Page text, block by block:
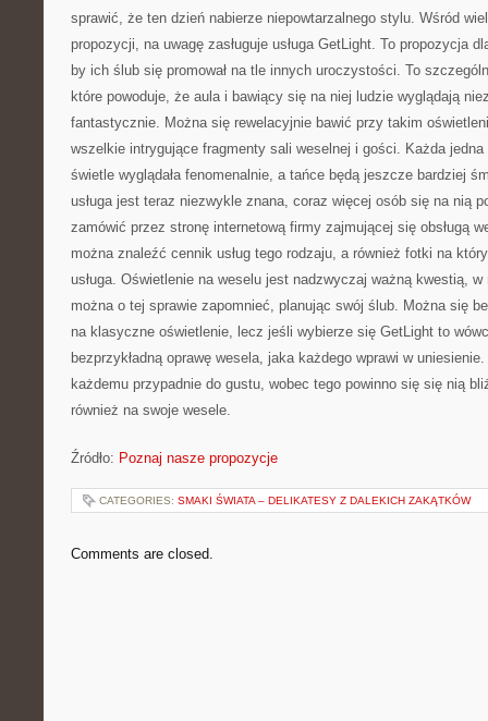
sprawić, że ten dzień nabierze niepowtarzalnego stylu. Wśród
propozycji, na uwagę zasługuje usługa GetLight. To propozycja
by ich ślub się promował na tle innych uroczystości. To
które powoduje, że aula i bawiący się na niej ludzie wyglądają
fantastycznie. Można się rewelacyjnie bawić przy takim
wszelkie intrygujące fragmenty sali weselnej i gości. Każda
świetle wyglądała fenomenalnie, a tańce będą jeszcze bardziej
usługa jest teraz niezwykle znana, coraz więcej osób się na nią
zamówić przez stronę internetową firmy zajmującej się obsługą
można znaleźć cennik usług tego rodzaju, a również fotki na
usługa. Oświetlenie na weselu jest nadzwyczaj ważną kwestią,
można o tej sprawie zapomnieć, planując swój ślub. Można się
na klasyczne oświetlenie, lecz jeśli wybierze się GetLight to
bezprzykładną oprawę wesela, jaka każdego wprawi w
każdemu przypadnie do gustu, wobec tego powinno się się nią
również na swoje wesele.
Źródło: Poznaj nasze propozycje
CATEGORIES: SMAKI ŚWIATA – DELIKATESY Z DALEKICH ZAKĄTKÓW
Comments are closed.